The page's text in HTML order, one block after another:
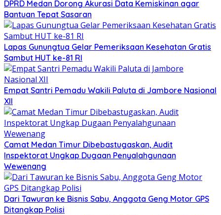
DPRD Medan Dorong Akurasi Data Kemiskinan agar
Bantuan Tepat Sasaran
Lapas Gunungtua Gelar Pemeriksaan Kesehatan Gratis
Sambut HUT ke-81 RI
Empat Santri Pemadu Wakili Paluta di Jambore Nasional
XII
Camat Medan Timur Dibebastugaskan, Audit
Inspektorat Ungkap Dugaan Penyalahgunaan
Wewenang
Dari Tawuran ke Bisnis Sabu, Anggota Geng Motor GPS
Ditangkap Polisi